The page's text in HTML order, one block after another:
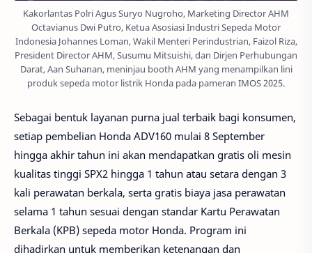
Kakorlantas Polri Agus Suryo Nugroho, Marketing Director AHM
Octavianus Dwi Putro, Ketua Asosiasi Industri Sepeda Motor
Indonesia Johannes Loman, Wakil Menteri Perindustrian, Faizol Riza,
President Director AHM, Susumu Mitsuishi, dan Dirjen Perhubungan
Darat, Aan Suhanan, meninjau booth AHM yang menampilkan lini
produk sepeda motor listrik Honda pada pameran IMOS 2025.
Sebagai bentuk layanan purna jual terbaik bagi konsumen,
setiap pembelian Honda ADV160 mulai 8 September
hingga akhir tahun ini akan mendapatkan gratis oli mesin
kualitas tinggi SPX2 hingga 1 tahun atau setara dengan 3
kali perawatan berkala, serta gratis biaya jasa perawatan
selama 1 tahun sesuai dengan standar Kartu Perawatan
Berkala (KPB) sepeda motor Honda. Program ini
dihadirkan untuk memberikan ketenangan dan